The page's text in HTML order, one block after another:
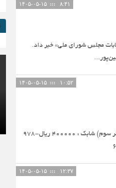
۸:۴۱
مجلس شورای ملی» خبر داد.
۱۰:۵۲
فهرست اسناد انتخابات مجلس شورای ملی (دوره‌های چهاردهم تا هفدهم) (۱۳۲۲ - ۱۳۳۱ ش)(دفتر سوم) ‏شابک : ‏‫۴۰۰۰۰۰ ریال‬‏‫‬‭978-
۱۲:۳۷